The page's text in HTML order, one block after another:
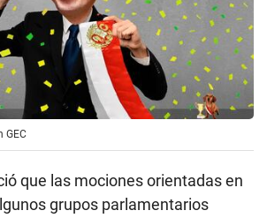
GEC
que las mociones orientadas en
grupos parlamentarios